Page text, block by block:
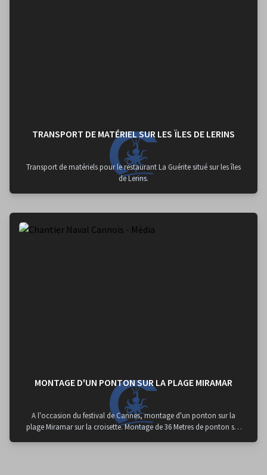
TRANSPORT DE MATÉRIEL SUR LES ÏLES DE LERINS
Transport de matériels pour le restaurant La Guérite situé sur les îles
de Lerins.
MONTAGE D'UN PONTON SUR LA PLAGE MIRAMAR
A l'occasion du festival de Cannes, montage d'un ponton sur la
plage Miramar sur la croisette. Montage de 36 Metres de ponton sur